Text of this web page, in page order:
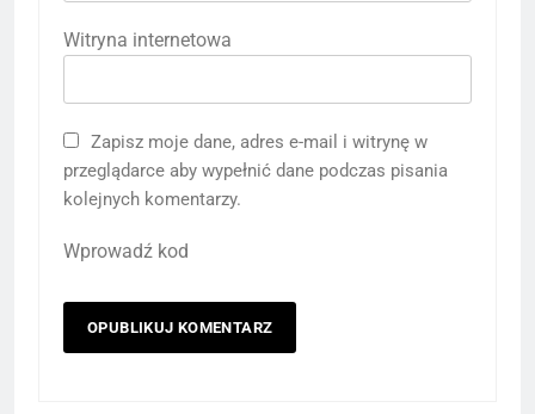
Witryna internetowa
Zapisz moje dane, adres e-mail i witrynę w
przeglądarce aby wypełnić dane podczas pisania
kolejnych komentarzy.
Wprowadź kod